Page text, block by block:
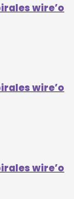
wire’o
wire’o
wire’o